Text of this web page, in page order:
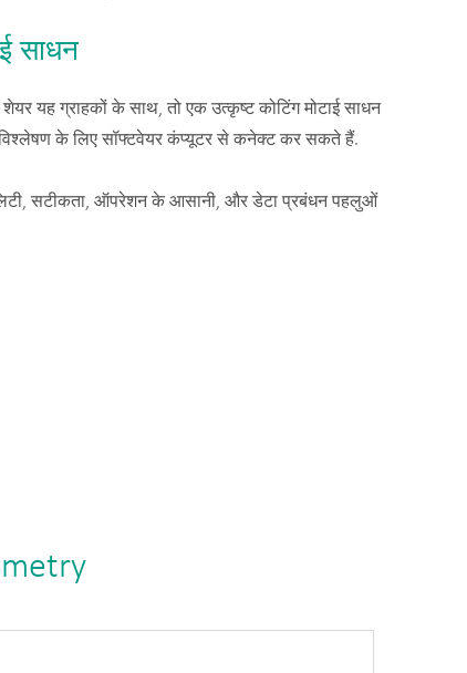
साधन
यह ग्राहकों के साथ, तो एक उत्कृष्ट कोटिंग मोटाई साधन
के लिए सॉफ्टवेयर कंप्यूटर से कनेक्ट कर सकते हैं.
सटीकता, ऑपरेशन के आसानी, और डेटा प्रबंधन पहलुओं